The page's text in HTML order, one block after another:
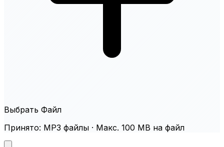
Выбрать Файл
Принято: MP3 файлы · Макс. 100 MB на файл